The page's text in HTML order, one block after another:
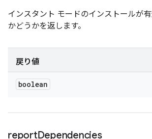
インスタント モードのインストールが
かどうかを返します。
戻り値
boolean
reportDependencies